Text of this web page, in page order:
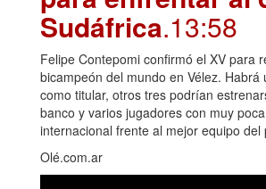
Sudáfrica.13:58
Felipe Contepomi confirmó el XV para
bicampeón del mundo en Vélez. Habrá
como titular, otros tres podrían
banco y varios jugadores con muy
internacional frente al mejor equipo del
Olé.com.ar